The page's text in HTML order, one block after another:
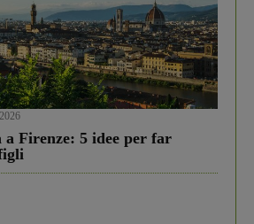
Firenze: 5 idee per far